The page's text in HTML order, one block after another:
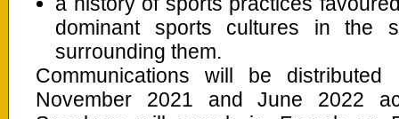
dominant sports cultures in the
surrounding them.
Communications will be
November 2021 and June 2022